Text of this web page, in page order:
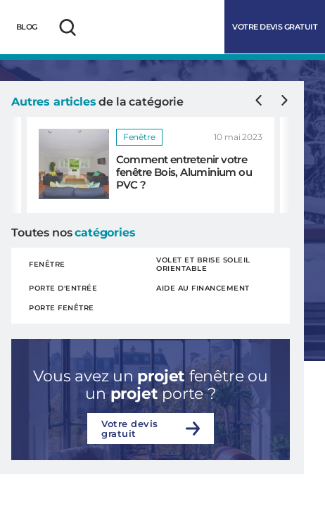
Consulter
BLOG
Rechercher
VOTRE DEVIS GRATUIT
Autres articles de la catégorie
Fenêtre 10 mai 2023
Comment entretenir votre
fenêtre Bois, Aluminium ou
PVC ?
Précédent
Toutes noscatégories
FENÊTRE
VOLET ET BRISE SOLEIL
ORIENTABLE
PORTE D'ENTRÉE AIDE AU FINANCEMENT
PORTE FENÊTRE
Vous avez un projetfenêtre ou
unprojetporte ?
Votre devis
gratuit